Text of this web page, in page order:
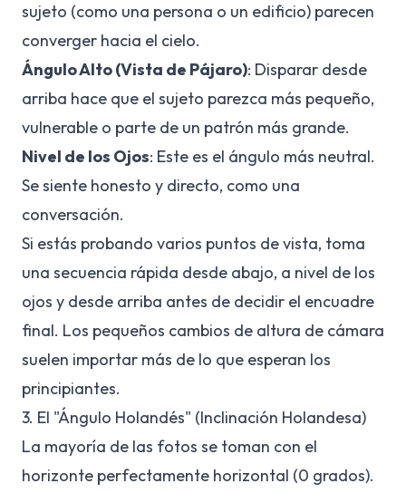
sujeto (como una persona o un edificio) parecen
converger hacia el cielo.
Ángulo Alto (Vista de Pájaro): Disparar desde
arriba hace que el sujeto parezca más pequeño,
vulnerable o parte de un patrón más grande.
Nivel de los Ojos: Este es el ángulo más neutral.
Se siente honesto y directo, como una
conversación.
Si estás probando varios puntos de vista, toma
una secuencia rápida desde abajo, a nivel de los
ojos y desde arriba antes de decidir el encuadre
final. Los pequeños cambios de altura de cámara
suelen importar más de lo que esperan los
principiantes.
3. El "Ángulo Holandés" (Inclinación Holandesa)
La mayoría de las fotos se toman con el
horizonte perfectamente horizontal (0 grados).